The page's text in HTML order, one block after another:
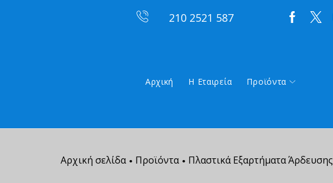
210 2521 587
Αρχική Η Εταιρεία Προϊόντα
Αρχική σελίδα • Προϊόντα • Πλαστικά Εξαρτήματα Άρδευσης